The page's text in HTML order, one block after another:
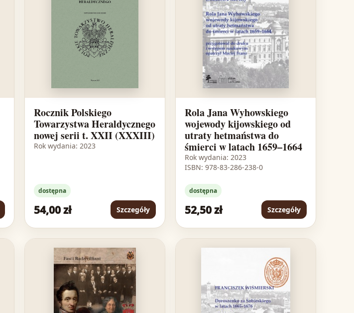
Rocznik Polskiego
Towarzystwa Heraldycznego
nowej serii t. XXII (XXXIII)
Rok wydania: 2023
dostępna
54,00 zł Szczegóły
Rola Jana Wyhowskiego
wojewody kijowskiego od
utraty hetmaństwa do
śmierci w latach 1659–1664
Rok wydania: 2023
ISBN: 978-83-286-238-0
dostępna
52,50 zł Szczegóły